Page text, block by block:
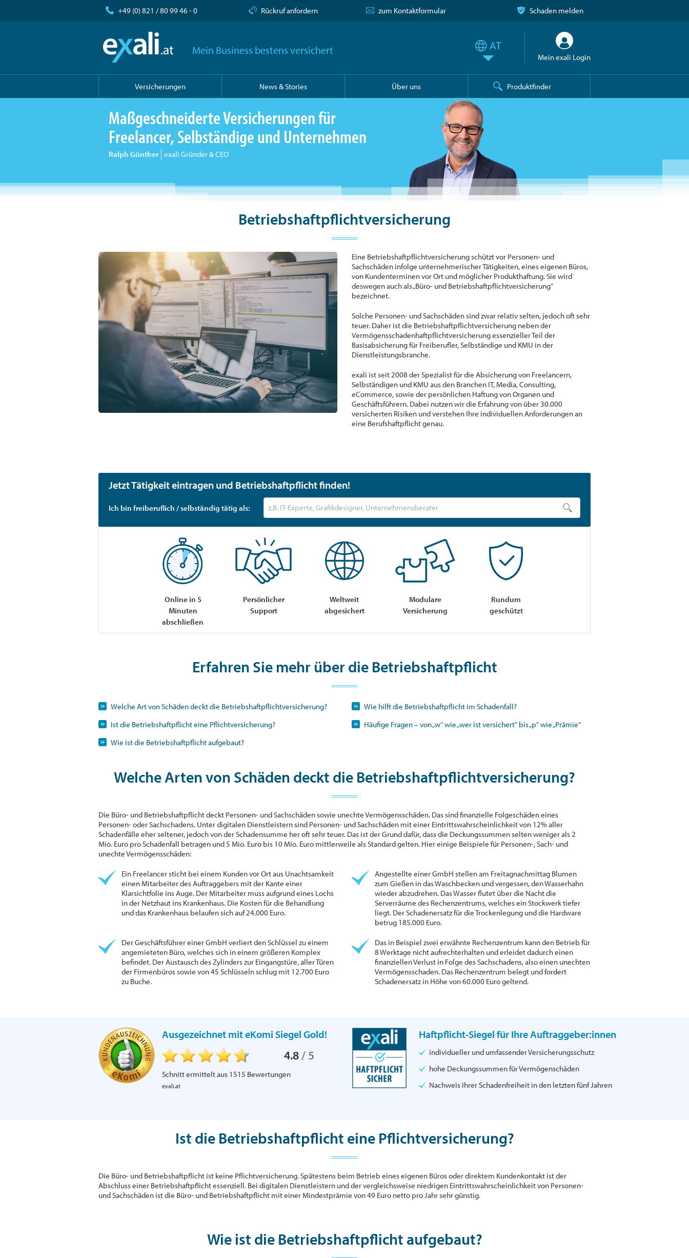
+49 (0) 821 / 80 99 46 - 0 Rückruf anfordern zum Kontaktformular Schaden melden
Mein Business bestens versichert
Mein exali Login
Versicherungen News & Stories Über uns Produktfinder
Maßgeschneiderte Versicherungen für
Freelancer, Selbständige und Unternehmen
Ralph Günther exali Gründer & CEO
Betriebshaftpflichtversicherung
Eine Betriebshaftpflichtversicherung schützt vor Personen- und
Sachschäden infolge unternehmerischer Tätigkeiten, eines eigenen Büros,
von Kundenterminen vor Ort und möglicher Produkthaftung. Sie wird
deswegen auch als „Büro- und Betriebshaftpflichtversicherung“
bezeichnet.
Solche Personen- und Sachschäden sind zwar relativ selten, jedoch oft sehr
teuer. Daher ist die Betriebshaftpflichtversicherung neben der
Vermögensschadenhaftpflichtversicherung essenzieller Teil der
Basisabsicherung für Freiberufler, Selbständige und KMU in der
Dienstleistungsbranche.
exali ist seit 2008 der Spezialist für die Absicherung von Freelancern,
Selbständigen und KMU aus den Branchen IT, Media, Consulting,
eCommerce, sowie der persönlichen Haftung von Organen und
Geschäftsführern. Dabei nutzen wir die Erfahrung von über 30.000
versicherten Risiken und verstehen Ihre individuellen Anforderungen an
eine Berufshaftpflicht genau.
Jetzt Tätigkeit eintragen und Betriebshaftpflicht finden!
Ich bin freiberuflich / selbständig tätig als:
Online in 5
Minuten
abschließen
Persönlicher
Support
Weltweit
abgesichert
Modulare
Versicherung
Rundum
geschützt
Erfahren Sie mehr über die Betriebshaftpflicht
Welche Art von Schäden deckt die Betriebshaftpflichtversicherung?
Ist die Betriebshaftpflicht eine Pflichtversicherung?
Wie ist die Betriebshaftpflicht aufgebaut?
Wie hilft die Betriebshaftpflicht im Schadenfall?
Häufige Fragen – von „w“ wie „wer ist versichert“ bis „p“ wie „Prämie“
Welche Arten von Schäden deckt die Betriebshaftpflichtversicherung?
Die Büro- und Betriebshaftpflicht deckt Personen- und Sachschäden sowie unechte Vermögensschäden. Das sind finanzielle Folgeschäden eines
Personen- oder Sachschadens. Unter digitalen Dienstleistern sind Personen- und Sachschäden mit einer Eintrittswahrscheinlichkeit von 12% aller
Schadenfälle eher seltener, jedoch von der Schadensumme her oft sehr teuer. Das ist der Grund dafür, dass die Deckungssummen selten weniger als 2
Mio. Euro pro Schadenfall betragen und 5 Mio. Euro bis 10 Mio. Euro mittlerweile als Standard gelten. Hier einige Beispiele für Personen-, Sach- und
unechte Vermögensschäden:
Ein Freelancer sticht bei einem Kunden vor Ort aus Unachtsamkeit
einen Mitarbeiter des Auftraggebers mit der Kante einer
Klarsichtfolie ins Auge. Der Mitarbeiter muss aufgrund eines Lochs
in der Netzhaut ins Krankenhaus. Die Kosten für die Behandlung
und das Krankenhaus belaufen sich auf 24.000 Euro.
Angestellte einer GmbH stellen am Freitagnachmittag Blumen
zum Gießen in das Waschbecken und vergessen, den Wasserhahn
wieder abzudrehen. Das Wasser flutet über die Nacht die
Serverräume des Rechenzentrums, welches ein Stockwerk tiefer
liegt. Der Schadenersatz für die Trockenlegung und die Hardware
betrug 185.000 Euro.
Der Geschäftsführer einer GmbH verliert den Schlüssel zu einem
angemieteten Büro, welches sich in einem größeren Komplex
befindet. Der Austausch des Zylinders zur Eingangstüre, aller Türen
der Firmenbüros sowie von 45 Schlüsseln schlug mit 12.700 Euro
zu Buche.
Das in Beispiel zwei erwähnte Rechenzentrum kann den Betrieb für
8 Werktage nicht aufrechterhalten und erleidet dadurch einen
finanziellen Verlust in Folge des Sachschadens, also einen unechten
Vermögensschaden. Das Rechenzentrum belegt und fordert
Schadenersatz in Höhe von 60.000 Euro geltend.
Ausgezeichnet mit eKomi Siegel Gold!
4.8/ 5
Schnitt ermittelt aus 1515 Bewertungen
exali.at
Haftpflicht-Siegel für Ihre Auftraggeber:innen
individueller und umfassender Versicherungsschutz
hohe Deckungssummen für Vermögenschäden
Nachweis Ihrer Schadenfreiheit in den letzten fünf Jahren
Ist die Betriebshaftpflicht eine Pflichtversicherung?
Die Büro- und Betriebshaftpflicht ist keine Pflichtversicherung. Spätestens beim Betrieb eines eigenen Büros oder direktem Kundenkontakt ist der
Abschluss einer Betriebshaftpflicht essenziell. Bei digitalen Dienstleistern und der vergleichsweise niedrigen Eintrittswahrscheinlichkeit von Personen-
und Sachschäden ist die Büro- und Betriebshaftpflicht mit einer Mindestprämie von 49 Euro netto pro Jahr sehr günstig.
Wie ist die Betriebshaftpflicht aufgebaut?